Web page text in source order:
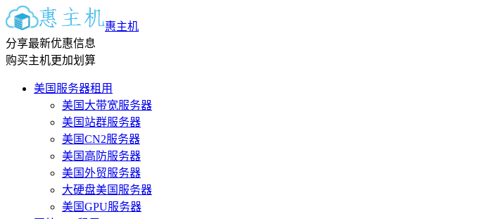
惠主机
分享最新优惠信息
购买主机更加划算
美国服务器租用
美国大带宽服务器
美国站群服务器
美国CN2服务器
美国高防服务器
美国外贸服务器
大硬盘美国服务器
美国GPU服务器